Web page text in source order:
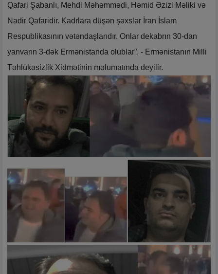
Qafari Şabanlı, Mehdi Məhəmmədi, Həmid Əzizi Məliki və
Nadir Qafaridir. Kadrlara düşən şəxslər İran İslam
Respublikasının vətəndaşlarıdır. Onlar dekabrın 30-dan
yanvarın 3-dək Ermənistanda olublar”, - Ermənistanın Milli
Təhlükəsizlik Xidmətinin məlumatında deyilir.